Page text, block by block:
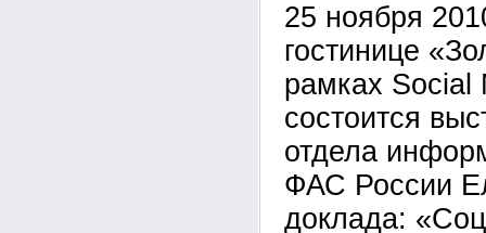
25 ноября
гостинице
рамках Social
состоится
отдела
ФАС России
доклада: